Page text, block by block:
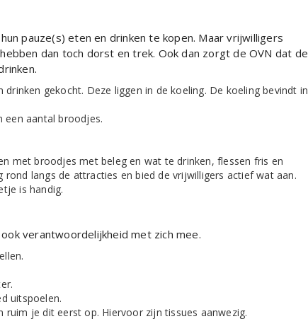
pauze(s) eten en drinken te kopen. Maar vrijwilligers
dan toch dorst en trek. Ook dan zorgt de OVN dat de
gekocht. Deze liggen in de koeling. De koeling bevindt in
een aantal broodjes.
met broodjes met beleg en wat te drinken, flessen fris en
langs de attracties en bied de vrijwilligers actief wat aan.
is handig.
verantwoordelijkheid met zich mee.
uitspoelen.
je dit eerst op. Hiervoor zijn tissues aanwezig.